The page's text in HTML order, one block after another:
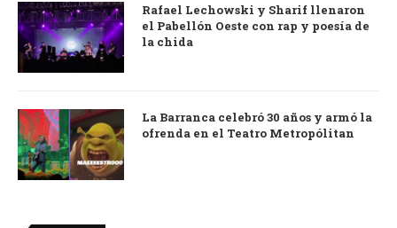
Rafael Lechowski y Sharif llenaron
el Pabellón Oeste con rap y poesía de
la chida
La Barranca celebró 30 años y armó la
ofrenda en el Teatro Metropólitan